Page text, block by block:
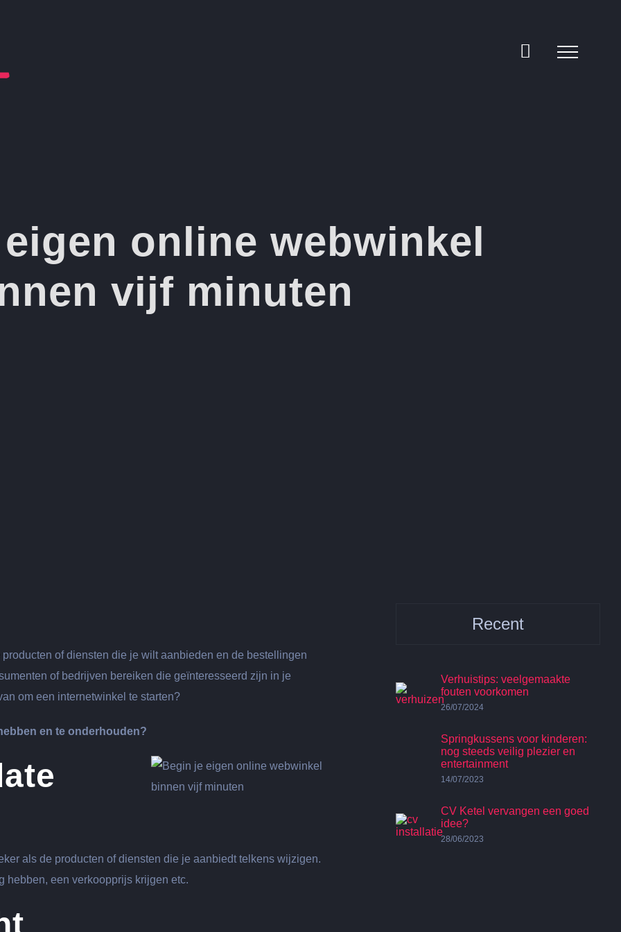
online webwinkel
vijf minuten
of diensten die je wilt aanbieden en de bestellingen
of bedrijven bereiken die geïnteresseerd zijn in je
om een internetwinkel te starten?
en te onderhouden?
als de producten of diensten die je aanbiedt telkens wijzigen.
hebben, een verkoopprijs krijgen etc.
Recent
Verhuistips: veelgemaakte
fouten voorkomen
26/07/2024
Springkussens voor kinderen:
nog steeds veilig plezier en
entertainment
14/07/2023
CV Ketel vervangen een goed
idee?
28/06/2023